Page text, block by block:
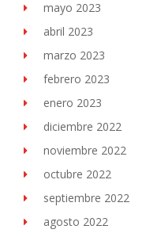
mayo 2023
abril 2023
marzo 2023
febrero 2023
enero 2023
diciembre 2022
noviembre 2022
octubre 2022
septiembre 2022
agosto 2022